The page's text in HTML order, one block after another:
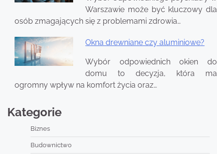
Warszawie może być kluczowy dla
osób zmagających się z problemami zdrowia…
Okna drewniane czy aluminiowe?
Wybór odpowiednich okien do
domu to decyzja, która ma
ogromny wpływ na komfort życia oraz…
Kategorie
Biznes
Budownictwo